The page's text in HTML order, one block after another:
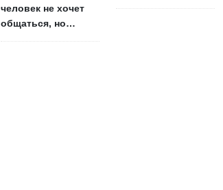
человек не хочет
общаться, но